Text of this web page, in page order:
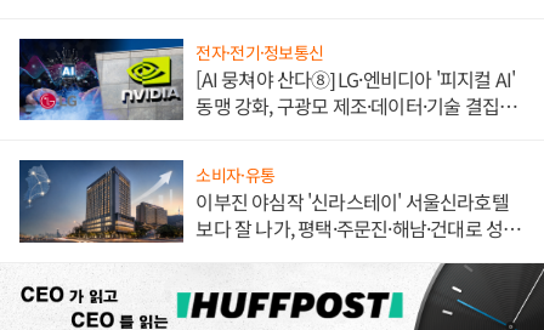
전자·전기·정보통신
[AI 뭉쳐야 산다⑧] LG·엔비디아 '피지컬 AI'
동맹 강화, 구광모 제조·데이터·기술 결집
소비자·유통
이부진 야심작 '신라스테이' 서울신라호텔
보다 잘 나가, 평택·주문진·해남·건대로 성